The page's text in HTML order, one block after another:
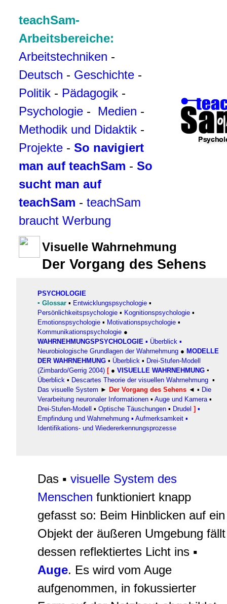
teachSam-
Arbeitsbereiche:
Arbeitstechniken -
Deutsch - Geschichte -
Politik - Pädagogik -
Psychologie - Medien -
Methodik und Didaktik -
Projekte - So navigiert
man auf teachSam - So
sucht man auf
teachSam - teachSam
braucht Werbung
Visuelle Wahrnehmung
Der Vorgang des Sehens
PSYCHOLOGIE
▪ Glossar ▪ Entwicklungspsychologie ▪
Persönlichkeitspsychologie ▪ Kognitionspsychologie ▪
Emotionspsychologie ▪ Motivationspsychologie ▪
Kommunikationspsychologie ●
WAHRNEHMUNGSPSYCHOLOGI E ▪ Überblick ▪
Neurobiologische Grundlagen der Wahrnehmung ● MODELLE
DER WAHRNEHMUNG ▪ Überblick ▪ Drei-Stufen-Modell
(Zimbardo/Gerrig 2004) [ ● VISUELLE WAHRNEHMUNG ▪
Überblick ▪ Descartes Theorie der visuellen Wahrnehmung ▪
Das visuelle System ► Der Vorgang des Sehens ◄ ▪ Die
Verarbeitung neuronaler Informationen ▪ Auge und Kamera▪
Drei-Stufen-Modell
▪ Optische Täuschungen ▪ Drudel ] ▪
Empfindung und Wahrnehmung ▪ Aufmerksamkeit ▪
Identifikations- und Wiedererkennungsprozesse
Das ▪ visuelle System des
Menschen funktioniert knapp
gefasst so: Beim Hinblicken auf ein
Objekt der äußeren Umgebung fällt
dessen reflektiertes Licht ins ▪
Auge. Es wird vom Auge
aufgenommen, in fokussierter